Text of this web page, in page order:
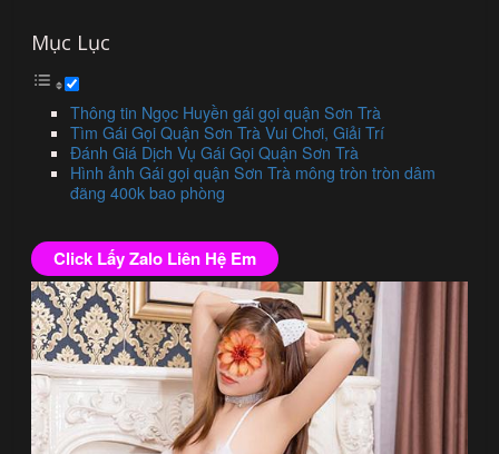
Mục Lục
Thông tin Ngọc Huyền gái gọi quận Sơn Trà
Tìm Gái Gọi Quận Sơn Trà Vui Chơi, Giải Trí
Đánh Giá Dịch Vụ Gái Gọi Quận Sơn Trà
Hình ảnh Gái gọi quận Sơn Trà mông tròn tròn dâm
đãng 400k bao phòng
Click Lấy Zalo Liên Hệ Em